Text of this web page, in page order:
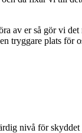
av er så gör vi
tryggare plats för
nivå för